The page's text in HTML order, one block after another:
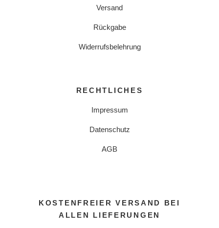
Versand
Rückgabe
Widerrufsbelehrung
RECHTLICHES
Impressum
Datenschutz
AGB
KOSTENFREIER VERSAND BEI
ALLEN LIEFERUNGEN